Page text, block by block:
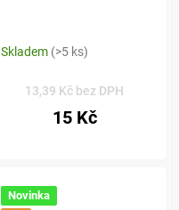
Skladem (>5 ks)
13,39 Kč bez DPH
15 Kč
Novinka